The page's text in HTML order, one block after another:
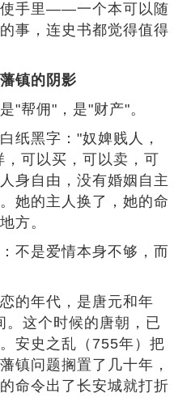
使手里——一个本可以随
事，连史书都觉得值得
镇的阴影
"帮佣"，是"财产"。
纸黑字："奴婢贱人，
可以买，可以卖，可
身自由，没有婚姻自主
她的主人换了，她的命
方。
不是爱情本身不够，而
的年代，是唐元和年
这个时候的唐朝，已
安史之乱（755年）把
镇问题搁置了几十年，
命令出了长安城就打折